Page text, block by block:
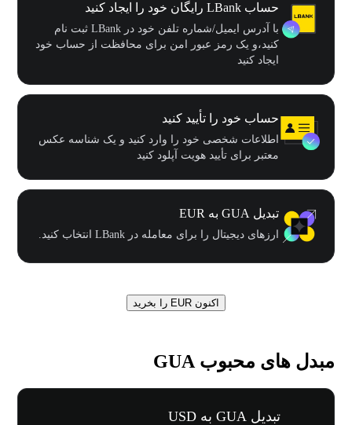
حساب LBank رایگان خود را ایجاد کنید
با آدرس ایمیل/شماره تلفن خود در LBank ثبت نام
کنید،و یک رمز عبور امن برای محافظت از حساب خود
ایجاد کنید
حساب خود را تأیید کنید
اطلاعات شخصی خود را وارد کنید و یک شناسه عکس
معتبر برای تأیید هویت آپلود کنید
تبدیل GUA به EUR
ارزهای دیجیتال را برای معامله در LBank انتخاب کنید.
اکنون EUR را بخرید
مبدل های محبوب GUA
تبدیل GUA به USD